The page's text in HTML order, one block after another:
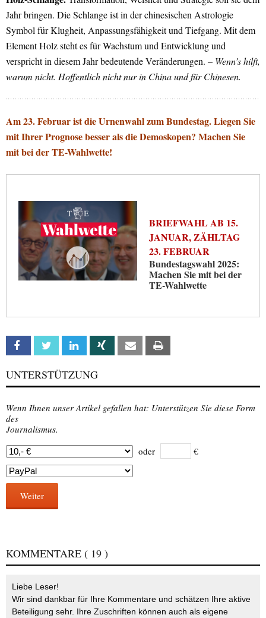
Jahr bringen. Die Schlange ist in der chinesischen Astrologie
Symbol für Klugheit, Anpassungsfähigkeit und Tiefgang. Mit dem
Element Holz steht es für Wachstum und Entwicklung und
verspricht in diesem Jahr bedeutende Veränderungen. – Wenn’s hilft,
warum nicht. Hoffentlich nicht nur in China und für Chinesen.
Am 23. Februar ist die Urnenwahl zum Bundestag. Liegen Sie
mit Ihrer Prognose besser als die Demoskopen? Machen Sie
mit bei der TE-Wahlwette!
BRIEFWAHL AB 15.
JANUAR, ZÄHLTAG
23. FEBRUAR
Bundestagswahl 2025:
Machen Sie mit bei der
TE-Wahlwette
Facebook Twitter Linkedin Xing Email
UNTERSTÜTZUNG
Wenn Ihnen unser Artikel gefallen hat: Unterstützen Sie diese Form
des
Journalismus.
oder
€
Weiter
KOMMENTARE ( 19 )
Liebe Leser!
Wir sind dankbar für Ihre Kommentare und schätzen Ihre aktive
Beteiligung sehr. Ihre Zuschriften können auch als eigene